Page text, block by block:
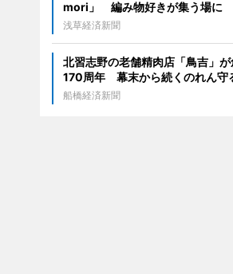
mori」 編み物好きが集う場に
浅草経済新聞
北習志野の老舗精肉店「鳥吉」が
170周年 幕末から続くのれん守
船橋経済新聞